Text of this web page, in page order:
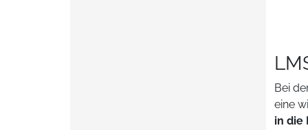
Bei
eine
in die